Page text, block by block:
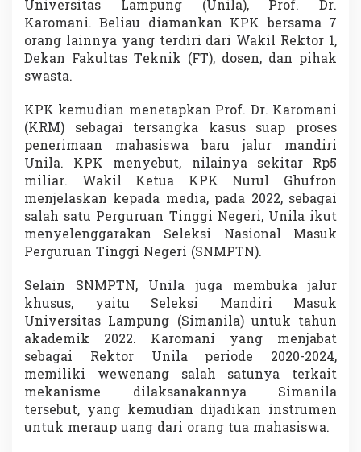
Universitas Lampung (Unila), Prof. Dr.
Karomani. Beliau diamankan KPK bersama 7
orang lainnya yang terdiri dari Wakil Rektor 1,
Dekan Fakultas Teknik (FT), dosen, dan pihak
swasta.
KPK kemudian menetapkan Prof. Dr. Karomani
(KRM) sebagai tersangka kasus suap proses
penerimaan mahasiswa baru jalur mandiri
Unila. KPK menyebut, nilainya sekitar Rp5
miliar. Wakil Ketua KPK Nurul Ghufron
menjelaskan kepada media, pada 2022, sebagai
salah satu Perguruan Tinggi Negeri, Unila ikut
menyelenggarakan Seleksi Nasional Masuk
Perguruan Tinggi Negeri (SNMPTN).
Selain SNMPTN, Unila juga membuka jalur
khusus, yaitu Seleksi Mandiri Masuk
Universitas Lampung (Simanila) untuk tahun
akademik 2022. Karomani yang menjabat
sebagai Rektor Unila periode 2020-2024,
memiliki wewenang salah satunya terkait
mekanisme dilaksanakannya Simanila
tersebut, yang kemudian dijadikan instrumen
untuk meraup uang dari orang tua mahasiswa.